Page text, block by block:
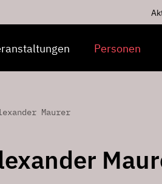
Personen
Maurer